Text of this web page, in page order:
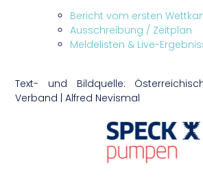
Bericht vom ersten
Ausschreibung / Zeitplan
Meldelisten & Live-
Text- und Bildquelle:
Verband | Alfred Nevismal